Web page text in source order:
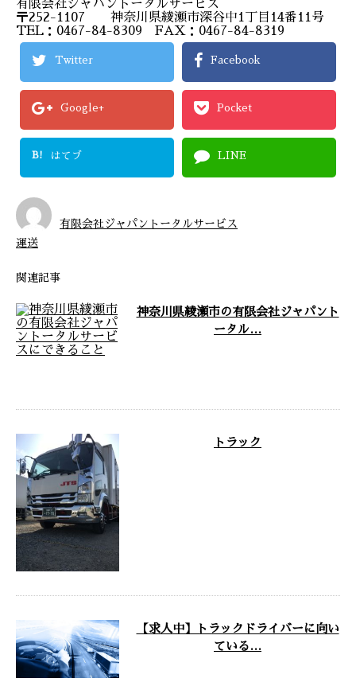
有限会社ジャパントータルサービス
〒252-1107 神奈川県綾瀬市深谷中1丁目14番11号
TEL：0467-84-8309 FAX：0467-84-8319
Twitter Facebook
Google+ Pocket
B! はてブ LINE
有限会社ジャパントータルサービス
運送
関連記事
神奈川県綾瀬市の有限会社ジャパント
ータル…
トラック
【求人中】トラックドライバーに向い
ている…